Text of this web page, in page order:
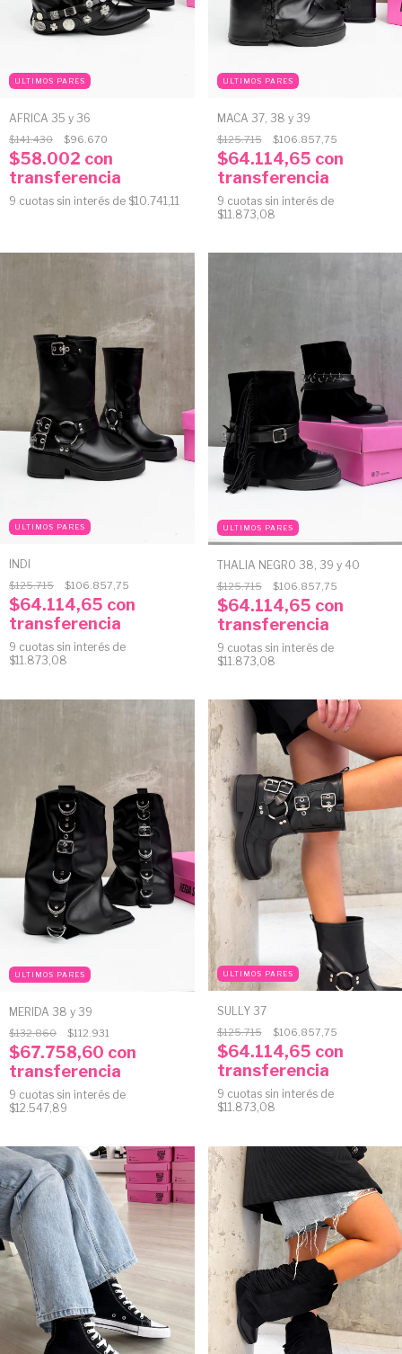
ULTIMOS PARES
AFRICA 35 y 36
$141.430 $96.670
$58.002 con
transferencia
9 cuotas sin interés de $10.741,11
ULTIMOS PARES
MACA 37, 38 y 39
$125.715 $106.857,75
$64.114,65 con
transferencia
9 cuotas sin interés de
$11.873,08
ULTIMOS PARES
INDI
$125.715 $106.857,75
$64.114,65 con
transferencia
9 cuotas sin interés de
$11.873,08
ULTIMOS PARES
THALIA NEGRO 38, 39 y 40
$125.715 $106.857,75
$64.114,65 con
transferencia
9 cuotas sin interés de
$11.873,08
ULTIMOS PARES
MERIDA 38 y 39
$132.860 $112.931
$67.758,60 con
transferencia
9 cuotas sin interés de
$12.547,89
ULTIMOS PARES
SULLY 37
$125.715 $106.857,75
$64.114,65 con
transferencia
9 cuotas sin interés de
$11.873,08